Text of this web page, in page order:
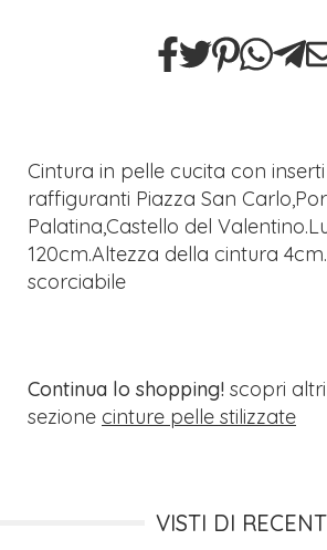
Cintura in pelle cucita con
raffiguranti Piazza San
Palatina,Castello del
120cm.Altezza della cintura
scorciabile
Continua lo shopping! scopri
sezione cinture pelle stilizzate
VISTI DI